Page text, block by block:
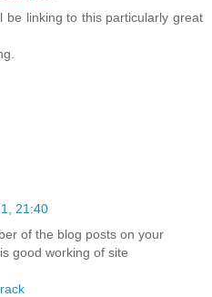
be linking to this particularly great
21:40
of the blog posts on your
good working of site